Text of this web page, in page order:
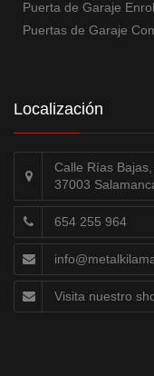
Puerta de Garaje
Puertas de Garaje
Localización
Calle Rías
37003
654 255 964
Visita nuestro